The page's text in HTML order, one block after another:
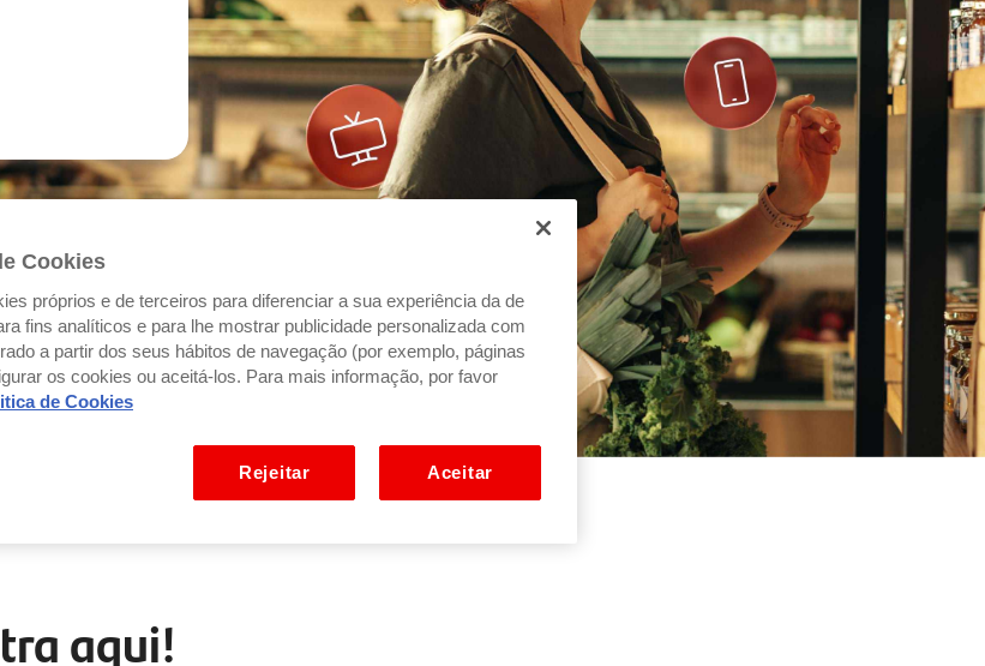
aqui!
Cookies
próprios e de terceiros para diferenciar a sua experiência da de
fins analíticos e para lhe mostrar publicidade personalizada com
a partir dos seus hábitos de navegação (por exemplo, páginas
os cookies ou aceitá-los. Para mais informação, por favor
de Cookies
Rejeitar Aceitar